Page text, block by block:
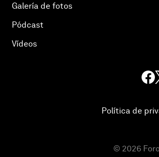
Galería de fotos
Pódcast
Vídeos
Política de
© 2026